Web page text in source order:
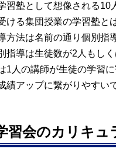
習塾として想像される
ける集団授業の学習塾と
方法は名前の通り個別指
指導は生徒数が2人もし
1人の講師が生徒の学習
アップに繋がりやすい
習会のカリキュ